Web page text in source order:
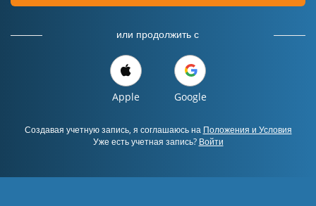
или продолжить с
Apple Google
Создавая учетную запись, я соглашаюсь на Положения и Условия
Уже есть учетная запись? Войти